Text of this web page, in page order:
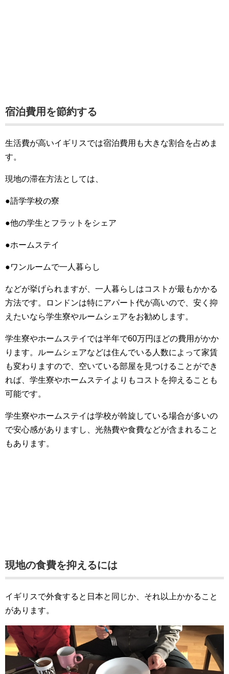
宿泊費用を節約する
生活費が高いイギリスでは宿泊費用も大きな割合を占めま
す。
現地の滞在方法としては、
●語学学校の寮
●他の学生とフラットをシェア
●ホームステイ
●ワンルームで一人暮らし
などが挙げられますが、一人暮らしはコストが最もかかる
方法です。ロンドンは特にアパート代が高いので、安く抑
えたいなら学生寮やルームシェアをお勧めします。
学生寮やホームステイでは半年で60万円ほどの費用がかか
ります。ルームシェアなどは住んでいる人数によって家賃
も変わりますので、空いている部屋を見つけることができ
れば、学生寮やホームステイよりもコストを抑えることも
可能です。
学生寮やホームステイは学校が斡旋している場合が多いの
で安心感がありますし、光熱費や食費などが含まれること
もあります。
現地の食費を抑えるには
イギリスで外食すると日本と同じか、それ以上かかること
があります。